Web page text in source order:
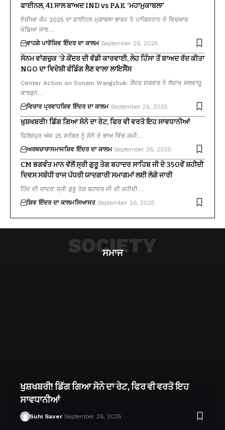
ਫਾਈਨਲ, 41 ਸਾਲ ਬਾਅਦ IND vs PAK ‘ਮਹਾਮੁਕਾਬਲਾ’
ਏਸ਼ੀਆ ਕੱਪ 2025 ਦਾ ਫਾਈਨਲ ਮੁਕਾਬਲਾ ਭਾਰਤ ਤੇ ਪਾਕਿਸਤਾਨ ਦੇ ਵਿਚਕਾਰ
ਖੇਡਿਆ ਜਾਣ…
ਵਾਹਗੇ ਪਾਰੋਂਸ਼ਿਵ ਇੰਦਰ ਦਾ ਕਾਲਮ September 26, 2025
ਸੋਨਮ ਵਾਂਗਚੁਕ ‘ਤੇ ਕੇਂਦਰ ਦੀ ਵੱਡੀ ਕਾਰਵਾਈ, ਲੇਹ ਹਿੰਸਾ ਤੋਂ ਬਾਅਦ ਰੱਦ ਕੀਤਾ
NGO ਦਾ ਵਿਦੇਸ਼ੀ ਫੰਡਿੰਗ ਲੈਣ ਵਾਲਾ ਲਾਇਸੈਂਸ
Center Action on Sonam Wangchuk: ਕੇਂਦਰ ਸਰਕਾਰ ਨੇ ਲੱਦਾਖ ਜਲਵਾਯੂ
ਕਾਰਕੁਨ…
ਵਿਚਾਰ ਪ੍ਰਵਾਹਸ਼ਿਵ ਇੰਦਰ ਦਾ ਕਾਲਮ September 26, 2025
ਖੁਸ਼ਖਬਰੀ! ਡਿੱਗ ਗਿਆ ਸੋਨੇ ਦਾ ਰੇਟ, ਫਿਰ ਵੀ ਵਰਤੋ ਇਹ ਸਾਵਧਾਨੀਆਂ
ਫਿਰੋਜ਼ਪੁਰ ਅੱਜ 25 ਸਤੰਬਰ ਨੂੰ ਸੋਨੇ ਦੇ ਭਾਅ ਵਿੱਚ ਕਮੀ…
ਅਰਥਚਾਰਾਸਮਾਜਸ਼ਿਵ ਇੰਦਰ ਦਾ ਕਾਲਮ September 26, 2025
CM ਭਗਵੰਤ ਮਾਨ ਵੱਲੋਂ ਸ੍ਰੀ ਗੁਰੂ ਤੇਗ ਬਹਾਦਰ ਸਾਹਿਬ ਜੀ ਦੇ 350ਵੇਂ ਸ਼ਹੀਦੀ
ਦਿਵਸ ਸਬੰਧੀ ਰਾਜ ਪੱਧਰੀ ਯਾਦਗਾਰੀ ਸਮਾਗਮਾਂ ਲਈ ਲੋਗੋ ਜਾਰੀ
ਹਿੰਦ ਦੀ ਚਾਦਰ’ ਸ੍ਰੀ ਗੁਰੂ ਤੇਗ ਬਹਾਦਰ ਜੀ ਦੀ ਸ਼ਹੀਦੀ…
ਸ਼ਿਵ ਇੰਦਰ ਦਾ ਕਾਲਮਸਿਆਸਤ September 26, 2025
ਸਮਾਜ
SOCIETY
ਖੁਸ਼ਖਬਰੀ! ਡਿੱਗ ਗਿਆ ਸੋਨੇ ਦਾ ਰੇਟ, ਫਿਰ ਵੀ ਵਰਤੋ ਇਹ
ਸਾਵਧਾਨੀਆਂ
Suhi Saver September 26, 2025